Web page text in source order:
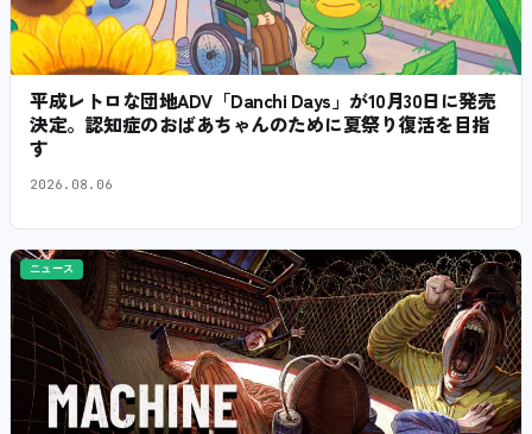
平成レトロな団地ADV「Danchi Days」が10月30日に発売
決定。認知症のおばあちゃんのために夏祭り復活を目指
す
2026.08.06
ニュース